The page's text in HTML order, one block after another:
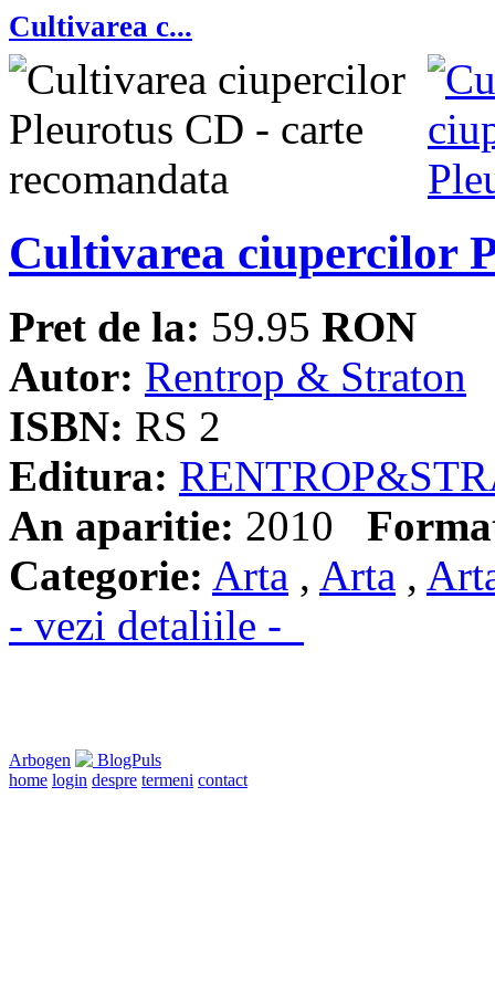
Cultivarea c...
Cultivarea ciupercilor
Pret de la: 59.95 RON
Autor: Rentrop & Straton
ISBN: RS 2
Editura:
An aparitie: 2010
Categorie: Arta , Arta ,
- vezi detaliile -
Arbogen
BlogPuls
home login despre termeni contact